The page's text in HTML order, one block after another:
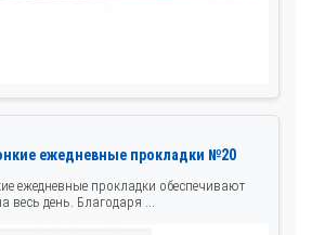
ежедневные прокладки №20
ежедневные прокладки обеспечивают
весь день. Благодаря ...